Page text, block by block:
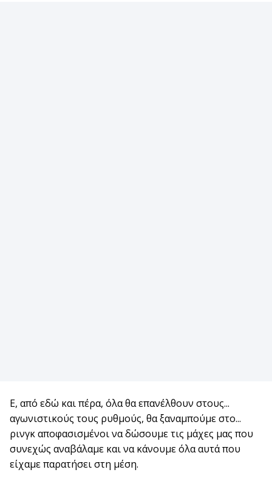
Ε, από εδώ και πέρα, όλα θα επανέλθουν στους...
αγωνιστικούς τους ρυθμούς, θα ξαναμπούμε στο...
ρινγκ αποφασισμένοι να δώσουμε τις μάχες μας που
συνεχώς αναβάλαμε και να κάνουμε όλα αυτά που
είχαμε παρατήσει στη μέση.